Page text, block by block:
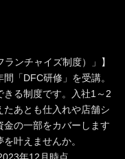
ンチャイズ制度）」】
「DFC研修」を受講。
る制度です。入社1～2
あとも仕入れや店舗シ
金の一部をカバーします
叶えませんか。